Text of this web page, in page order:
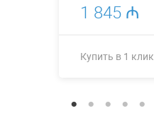
1 845 ₼
Купить в 1 клик